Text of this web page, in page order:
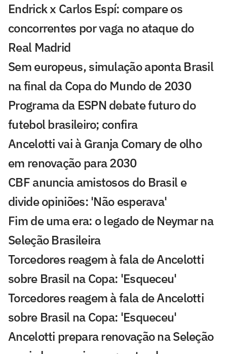
Endrick x Carlos Espí: compare os
concorrentes por vaga no ataque do
Real Madrid
Sem europeus, simulação aponta Brasil
na final da Copa do Mundo de 2030
Programa da ESPN debate futuro do
futebol brasileiro; confira
Ancelotti vai à Granja Comary de olho
em renovação para 2030
CBF anuncia amistosos do Brasil e
divide opiniões: 'Não esperava'
Fim de uma era: o legado de Neymar na
Seleção Brasileira
Torcedores reagem à fala de Ancelotti
sobre Brasil na Copa: 'Esqueceu'
Torcedores reagem à fala de Ancelotti
sobre Brasil na Copa: 'Esqueceu'
Ancelotti prepara renovação na Seleção